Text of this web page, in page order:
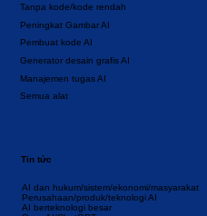
Semua alat
Manajemen tugas AI
Generator desain grafis AI
Tanpa kode/kode rendah
Pembuat kode AI
Peningkat Gambar AI
AI dan hukum/sistem/ekonomi/masyarakat
Perusahaan/produk/teknologi AI
AI berteknologi besar
Tin tức